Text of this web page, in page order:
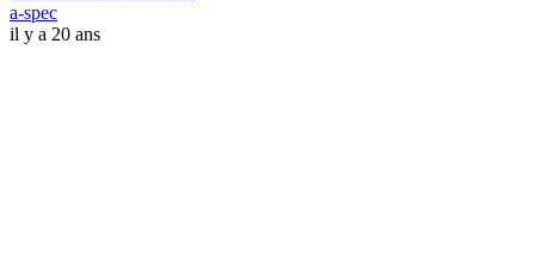
a-spec
il y a 20 ans